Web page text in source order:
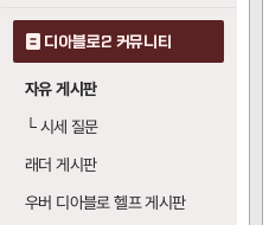
디아블로2 커뮤니티
자유 게시판
└시세 질문
래더 게시판
우버 디아블로 헬프 게시판